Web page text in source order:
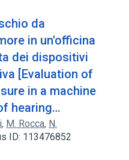
da
in un'officina
dei dispositivi
[Evaluation of
in a machine
hearing…
, M. Rocca, N.
ID: 113476852